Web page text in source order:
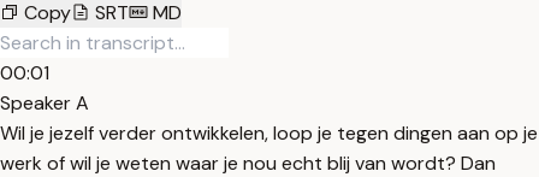
Copy
SRT MD
00:01
Speaker A
Wil je jezelf verder ontwikkelen, loop je tegen dingen aan op je
werk of wil je weten waar je nou echt blij van wordt? Dan